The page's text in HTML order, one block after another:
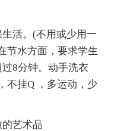
活。(不用或少用一
节水方面，要求学生
8分钟。动手洗衣
不挂Q ，多运动，少
艺术品